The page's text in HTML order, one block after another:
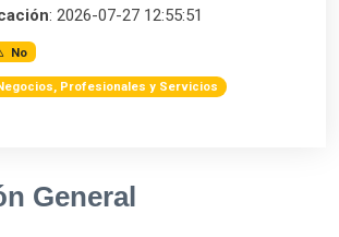
: 2026-07-27 12:55:51
No
Profesionales y Servicios
General